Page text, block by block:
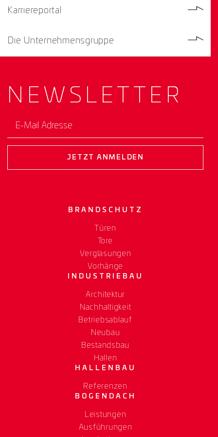
Karriereportal
Die Unternehmensgruppe
NEWS­ LETTER
E-Mail Adresse
JETZT ANMELDEN
BRANDSCHUTZ
Türen
Tore
Verglasungen
Vorhänge
INDUSTRIEBAU
Architektur
Nachhaltigkeit
Betriebsablauf
Neubau
Bestandsbau
Hallen
HALLENBAU
Referenzen
BOGENDACH
Leistungen
Ausführungen